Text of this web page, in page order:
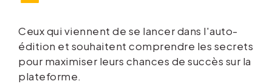
Ceux qui viennent de se lancer dans l'auto-
édition et souhaitent comprendre les secrets
pour maximiser leurs chances de succès sur la
plateforme.